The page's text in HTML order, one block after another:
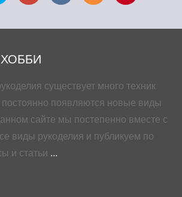
существует много техник
постоянно появляются новые виды
сайте мы постепенно вместе с
виды рукоделия и публикуем по
и статьи ...